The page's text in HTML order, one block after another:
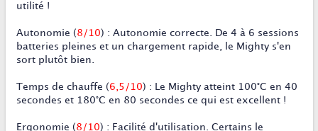
utilité !
Autonomie (8/10) : Autonomie correcte. De 4 à 6 sessions
batteries pleines et un chargement rapide, le Mighty s'en
sort plutôt bien.
Temps de chauffe (6,5/10) : Le Mighty atteint 100°C en 40
secondes et 180°C en 80 secondes ce qui est excellent !
Ergonomie (8/10) : Facilité d'utilisation. Certains le